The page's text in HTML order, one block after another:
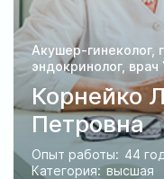
Акушер-гинеколог,
эндокринолог,
Корнейко
Петровна
Опыт работы: 44
Категория: высшая